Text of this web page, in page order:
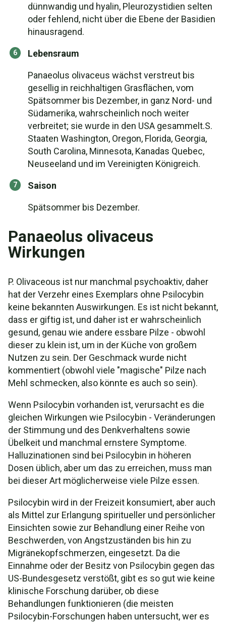
dünnwandig und hyalin, Pleurozystidien selten
oder fehlend, nicht über die Ebene der Basidien
hinausragend.
Lebensraum
Panaeolus olivaceus wächst verstreut bis
gesellig in reichhaltigen Grasflächen, vom
Spätsommer bis Dezember, in ganz Nord- und
Südamerika, wahrscheinlich noch weiter
verbreitet; sie wurde in den USA gesammelt.S.
Staaten Washington, Oregon, Florida, Georgia,
South Carolina, Minnesota, Kanadas Quebec,
Neuseeland und im Vereinigten Königreich.
Saison
Spätsommer bis Dezember.
Panaeolus olivaceus
Wirkungen
P. Olivaceous ist nur manchmal psychoaktiv, daher
hat der Verzehr eines Exemplars ohne Psilocybin
keine bekannten Auswirkungen. Es ist nicht bekannt,
dass er giftig ist, und daher ist er wahrscheinlich
gesund, genau wie andere essbare Pilze - obwohl
dieser zu klein ist, um in der Küche von großem
Nutzen zu sein. Der Geschmack wurde nicht
kommentiert (obwohl viele "magische" Pilze nach
Mehl schmecken, also könnte es auch so sein).
Wenn Psilocybin vorhanden ist, verursacht es die
gleichen Wirkungen wie Psilocybin - Veränderungen
der Stimmung und des Denkverhaltens sowie
Übelkeit und manchmal ernstere Symptome.
Halluzinationen sind bei Psilocybin in höheren
Dosen üblich, aber um das zu erreichen, muss man
bei dieser Art möglicherweise viele Pilze essen.
Psilocybin wird in der Freizeit konsumiert, aber auch
als Mittel zur Erlangung spiritueller und persönlicher
Einsichten sowie zur Behandlung einer Reihe von
Beschwerden, von Angstzuständen bis hin zu
Migränekopfschmerzen, eingesetzt. Da die
Einnahme oder der Besitz von Psilocybin gegen das
US-Bundesgesetz verstößt, gibt es so gut wie keine
klinische Forschung darüber, ob diese
Behandlungen funktionieren (die meisten
Psilocybin-Forschungen haben untersucht, wer es